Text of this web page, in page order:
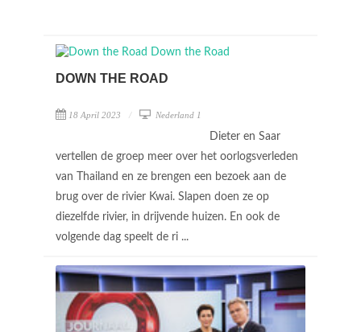
DOWN THE ROAD
18 April 2023 Nederland 1
Dieter en Saar
vertellen de groep meer over het oorlogsverleden
van Thailand en ze brengen een bezoek aan de
brug over de rivier Kwai. Slapen doen ze op
diezelfde rivier, in drijvende huizen. En ook de
volgende dag speelt de ri ...